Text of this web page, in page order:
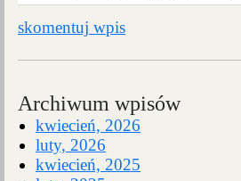
skomentuj wpis
Archiwum wpisów
kwiecień, 2026
luty, 2026
kwiecień, 2025